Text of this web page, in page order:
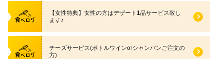
食べログ クーポン
【女性特典】女性の方はデザート1品サービス致し
ます♪
食べログ クーポン
チーズサービス(ボトルワインorシャンパンご注文の
方)